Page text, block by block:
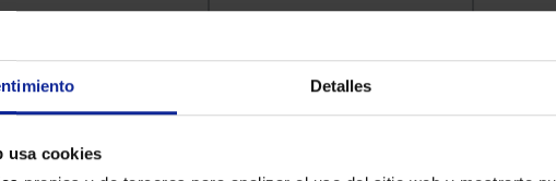
Detalles
usa cookies1.039 €
Clasificación energética
Capacidad de refrigeración (frig/h) :